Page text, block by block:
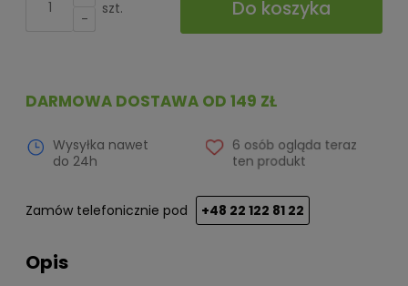
DARMOWA DOSTAWA OD 149 ZŁ
Wysyłka nawet
do 24h
6 osób ogląda teraz
ten produkt
Zamów telefonicznie pod +48 22 122 81 22
-
szt. Do koszyka
Opis